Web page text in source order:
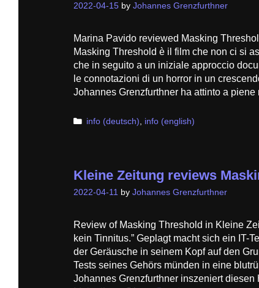
2022-04-15 by Johannes Grenzfurthner
Marina Pavido reviewed Masking
Masking Threshold è il film che non ci si
che in seguito a un iniziale approccio
le connotazioni di un horror in un
Johannes Grenzfurthner ha attinto a
Categories
info (deutsch) info (english)
Kleine Zeitung reviews
2022-04-11 by Johannes Grenzfurthner
Review of Masking Threshold in Kleine
kein Tinnitus.” Geplagt macht sich ein IT-
der Geräusche in seinem Kopf auf den
Tests seines Gehörs münden in eine
Johannes Grenzfurthner inszeniert diesen